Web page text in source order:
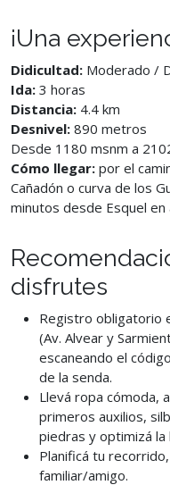
¡Una
Didicultad: Moderado /
Ida: 3 horas
Distancia: 4.4 km
Desnivel: 890 metros
Desde 1180 msnm a
Cómo llegar: por el
Cañadón o curva de los
minutos desde Esquel en
disfrutes
Registro obligatorio
(Av. Alvear y
escaneando el
de la senda.
Llevá ropa cómoda,
primeros auxilios,
piedras y optimizá
Planificá tu
familiar/amigo.